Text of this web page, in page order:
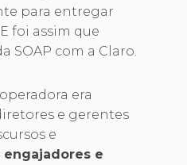
para entregar
foi assim que
SOAP com a Claro.
era
e gerentes
e
engajadores e